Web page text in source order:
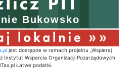
jest dostępne w ramach projektu „Wspieraj
Instytut Wsparcia Organizacji Pozarządowych
Łatwe podatki.